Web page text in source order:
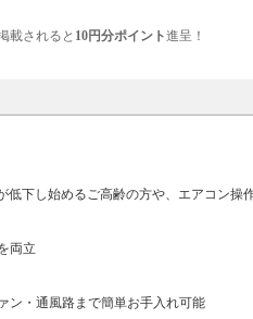
載されると 10円分ポイント進呈！
下し始めるご高齢の方や、エアコン操
両立
風路まで簡単お手入れ可能